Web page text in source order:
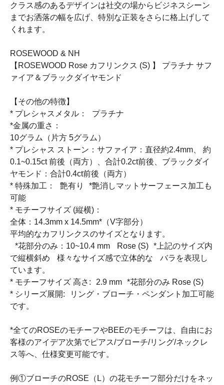
クラス感のあるデザインは社交の場からビジネスシーン
までお洒落の幅を広げ、特別な正装をさらに格上げして
くれます。
ROSEWOOD & NH
【ROSEWOOD Rose カフリンクス (S) 】 プラチナ サフ
ァイア＆ブラックダイヤモンド
【その他の特徴】
* プレシャスメタル： プラチナ
*金属の重さ：
10グラム（片方 5グラム）
* プレシャス ストーン：サファイア：直径約2.4mm、 約
0.1~0.15ct 前後（両方）、合計0.2ct前後、ブラックダイ
ヤモンド：合計0.4ct前後（両方）
* 特殊加工： 艶有り *艶消しマットサーフェース加工も
可能
* モチーフサイズ (縦横)：
全体：14.3mm x 14.5mm*（V字部分）
平均的なカフリンクスのサイズとなります。
*花部分のみ：10~10.4 mm Rose (S) *上記のサイズ内
で縦横斜め 様々なサイズ感で立体的な バラを表現し
ています。
* モチーフサイズ 高さ: 2.9 mm *花部分のみ Rose (S)
* シリーズ展開: リング・ブローチ・ペンダント加工可能
です。
*全てのROSEのモチーフやBEEのモチーフは、自由にお
客様のアイデア次第でピアス/ブローチ/リング/ネックレ
ス等へ、仕様変更可能です。
例①ブローチのROSE（L）の花モチーフ部分だけをネッ